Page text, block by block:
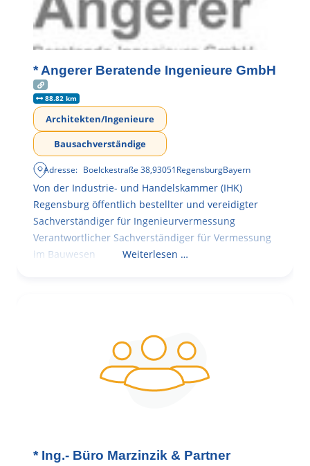
* Angerer Beratende Ingenieure GmbH
88.82 km
Architekten/Ingenieure
Bausachverständige
Adresse: Boelckestraße 38,93051RegensburgBayern
Von der Industrie- und Handelskammer (IHK)
Regensburg öffentlich bestellter und vereidigter
Sachverständiger für Ingenieurvermessung
Verantwortlicher Sachverständiger für Vermessung
im Bauwesen
Weiterlesen …
* Ing.- Büro Marzinzik & Partner